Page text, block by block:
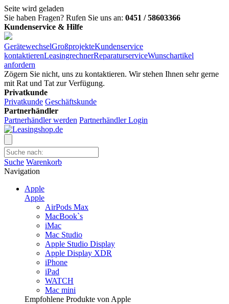
Seite wird geladen
Sie haben Fragen? Rufen Sie uns an: 0451 / 58603366
Kundenservice & Hilfe
GerätewechselGroßprojekteKundenservice
kontaktierenLeasingrechnerReparaturserviceWunschartikel
anfordern
Zögern Sie nicht, uns zu kontaktieren. Wir stehen Ihnen sehr gerne
mit Rat und Tat zur Verfügung.
Privatkunde
Privatkunde Geschäftskunde
Partnerhändler
Partnerhändler werden Partnerhändler Login
Suche Warenkorb
Navigation
Apple
Apple
AirPods Max
MacBook`s
iMac
Mac Studio
Apple Studio Display
Apple Display XDR
iPhone
iPad
WATCH
Mac mini
Empfohlene Produkte von Apple